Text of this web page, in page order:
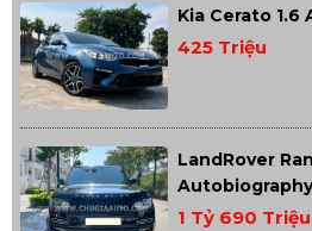
Kia Cerato 1.6
425 Triệu
LandRover
Autobiography
1 Tỷ 690 Triệu